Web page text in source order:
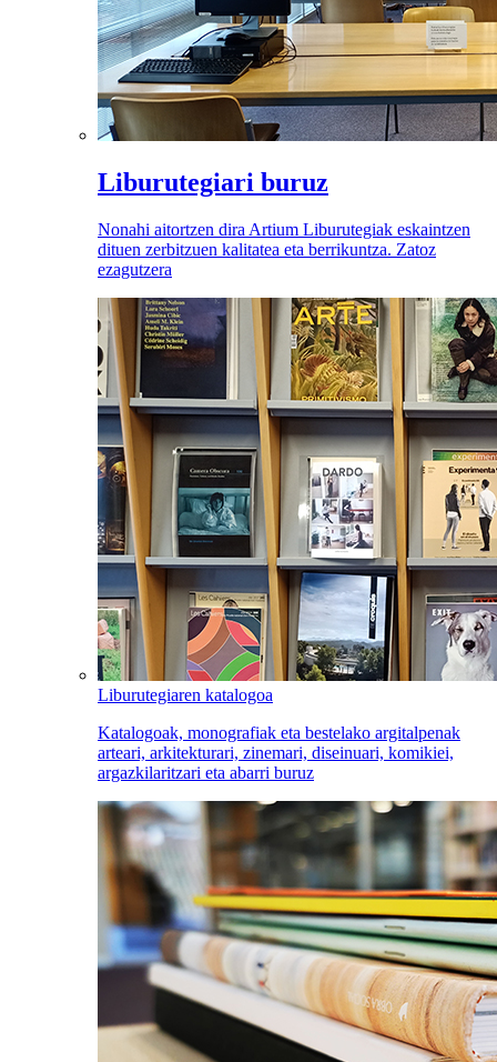
Liburutegiari buruz
Nonahi aitortzen dira Artium Liburutegiak eskaintzen
dituen zerbitzuen kalitatea eta berrikuntza. Zatoz
ezagutzera
Liburutegiaren katalogoa
Katalogoak, monografiak eta bestelako argitalpenak
arteari, arkitekturari, zinemari, diseinuari, komikiei,
argazkilaritzari eta abarri buruz